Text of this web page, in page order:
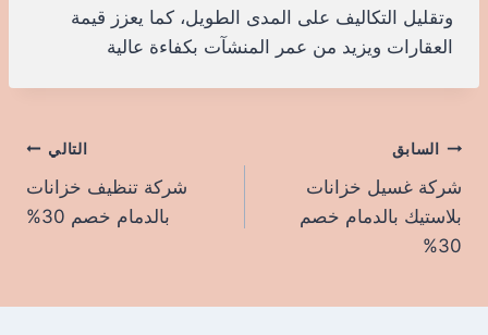
وتقليل التكاليف على المدى الطويل، كما يعزز قيمة
العقارات ويزيد من عمر المنشآت بكفاءة عالية
تصفّح
المقالات
السابق
شركة غسيل خزانات
بلاستيك بالدمام خصم
30%
التالي
شركة تنظيف خزانات
بالدمام خصم 30%